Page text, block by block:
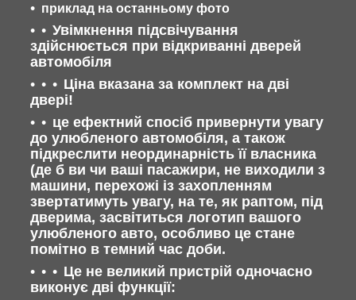
приклад на останньому фото
Увімкнення підсвічування
здійснюється при відкриванні дверей
автомобіля
Ціна вказана за комплект на дві
двері!
це ефектний спосіб привернути увагу
до улюбленого автомобіля, а також
підкреслити неординарність її власника
(де б ви чи ваші пасажири, не виходили з
машини, перехожі із захопленням
звертатимуть увагу, на те, як раптом, під
дверима, засвітиться логотип вашого
улюбленого авто, особливо це стане
помітно в темний час доби.
Це не великий пристрій одночасно
виконує дві функції: